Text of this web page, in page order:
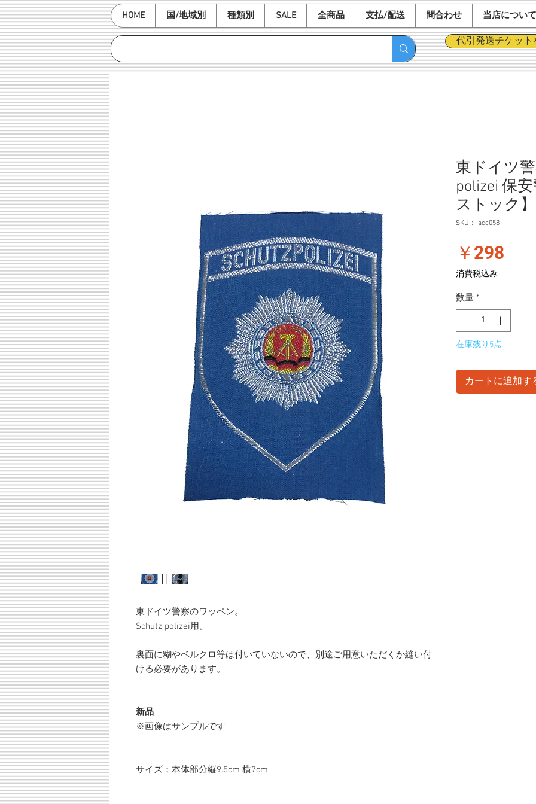
HOME 国/地域別 種類別 SALE 全商品 支払/配送 問合わせ 当店について
代引発送チケッ
東ドイツ警察のワッペン。
Schutz polizei用。
裏面に糊やベルクロ等は付いていないので、別途ご用意いただくか縫い付
ける必要があります。
新品
※画像はサンプルです
サイズ；本体部分縦9.5cm 横7cm
東ドイツ
polizei 保
ストック】
SKU： acc058
￥298
消費税込み
数量 *
在庫残り5点
カートに追加す